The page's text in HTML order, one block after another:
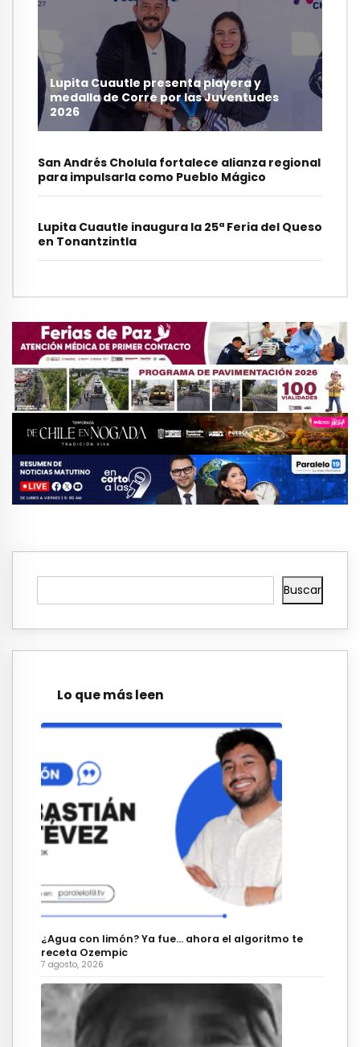
Lupita Cuautle presenta playera y
medalla de Corre por las Juventudes
2026
San Andrés Cholula fortalece alianza regional
para impulsarla como Pueblo Mágico
Lupita Cuautle inaugura la 25ª Feria del Queso
en Tonantzintla
Buscar
Lo que más leen
¿Agua con limón? Ya fue… ahora el algoritmo te
receta Ozempic
7 agosto, 2026